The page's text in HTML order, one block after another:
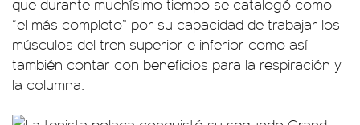
que durante muchísimo tiempo se catalogó como
“el más completo” por su capacidad de trabajar los
músculos del tren superior e inferior como así
también contar con beneficios para la respiración y
la columna.